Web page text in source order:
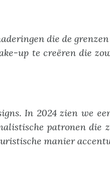
die de
up te creëren die
In 2024 zien we
patronen die
manier